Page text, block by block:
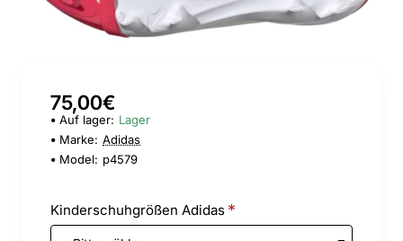
75,00€
Auf lager: Lager
Marke: Adidas
Model: p4579
Kinderschuhgrößen Adidas